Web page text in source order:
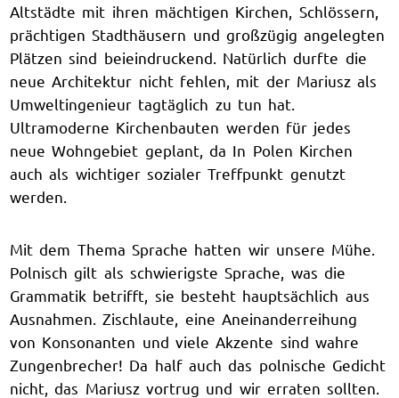
Altstädte mit ihren mächtigen Kirchen, Schlössern,
prächtigen Stadthäusern und großzügig angelegten
Plätzen sind beieindruckend. Natürlich durfte die
neue Architektur nicht fehlen, mit der Mariusz als
Umweltingenieur tagtäglich zu tun hat.
Ultramoderne Kirchenbauten werden für jedes
neue Wohngebiet geplant, da In Polen Kirchen
auch als wichtiger sozialer Treffpunkt genutzt
werden.
Mit dem Thema Sprache hatten wir unsere Mühe.
Polnisch gilt als schwierigste Sprache, was die
Grammatik betrifft, sie besteht hauptsächlich aus
Ausnahmen. Zischlaute, eine Aneinanderreihung
von Konsonanten und viele Akzente sind wahre
Zungenbrecher! Da half auch das polnische Gedicht
nicht, das Mariusz vortrug und wir erraten sollten.